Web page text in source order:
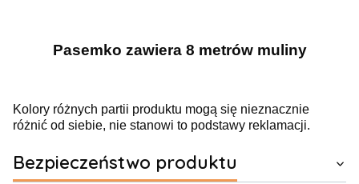
Pasemko zawiera 8 metrów muliny
Kolory różnych partii produktu mogą się nieznacznie
różnić od siebie, nie stanowi to podstawy reklamacji.
Bezpieczeństwo produktu